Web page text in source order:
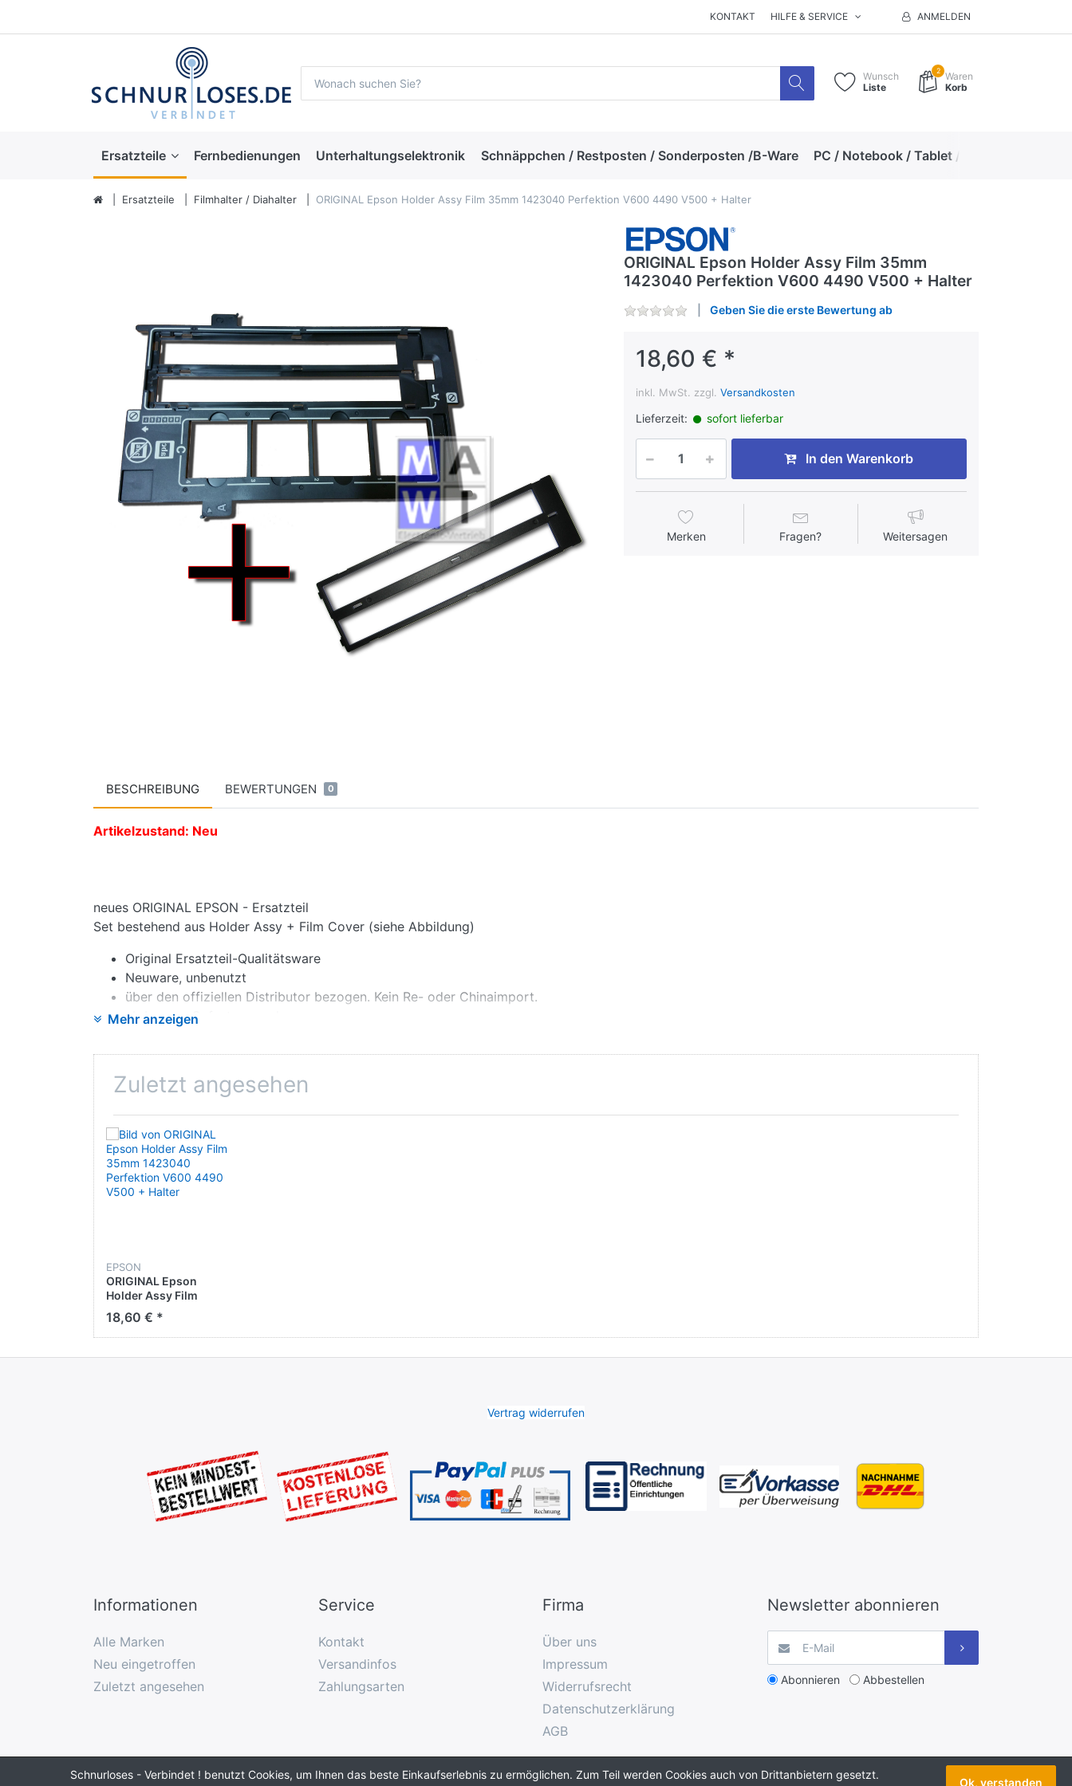
KONTAKT HILFE & SERVICE ANMELDEN
Wunsch
Liste
2 Waren
Korb
Ersatzteile Fernbedienungen Unterhaltungselektronik Schnäppchen / Restposten / Sonderposten /B-Ware PC / Notebook / Tablet / Zubehör
Ersatzteile Filmhalter / Diahalter ORIGINAL Epson Holder Assy Film 35mm 1423040 Perfektion V600 4490 V500 + Halter
ORIGINAL Epson Holder Assy Film 35mm
1423040 Perfektion V600 4490 V500 + Halter
Geben Sie die erste Bewertung ab
18,60 € *
inkl. MwSt. zzgl. Versandkosten
Lieferzeit: sofort lieferbar
In den Warenkorb
Merken Fragen? Weitersagen
BESCHREIBUNG BEWERTUNGEN 0
Artikelzustand: Neu
neues ORIGINAL EPSON - Ersatzteil
Set bestehend aus Holder Assy + Film Cover (siehe Abbildung)
Original Ersatzteil-Qualitätsware
Neuware, unbenutzt
über den offiziellen Distributor bezogen. Kein Re- oder Chinaimport.
ab Lager - Sofortversand
Angaben zur Produktsicherheit:
Hersteller:
Epson Deutschland GmbH
Schiessstraße 49
D - 40549
Düsseldorf
+49 (0)211 542290
www.epson.de/de_DE/support
Mehr anzeigen
Zuletzt angesehen
EPSON
ORIGINAL Epson
Holder Assy Film
35mm 1423040
Perfektion V600 4490
V500 + Halter
18,60 € *
Vertrag widerrufen
Informationen
Alle Marken
Neu eingetroffen
Zuletzt angesehen
Service
Kontakt
Versandinfos
Zahlungsarten
Firma
Über uns
Impressum
Widerrufsrecht
Datenschutzerklärung
AGB
Newsletter abonnieren
Abonnieren Abbestellen
Schnurloses - Verbindet ! benutzt Cookies, um Ihnen das beste Einkaufserlebnis zu ermöglichen. Zum Teil werden Cookies auch von Drittanbietern gesetzt.
Ok, verstanden